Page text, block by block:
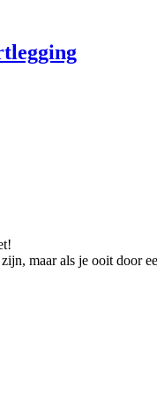
maar als je ooit door